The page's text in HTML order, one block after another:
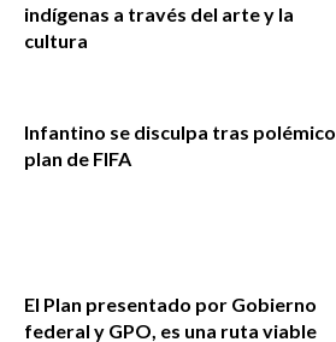
indígenas a través del arte y la
cultura
Infantino se disculpa tras polémico
plan de FIFA
El Plan presentado por Gobierno
federal y GPO, es una ruta viable